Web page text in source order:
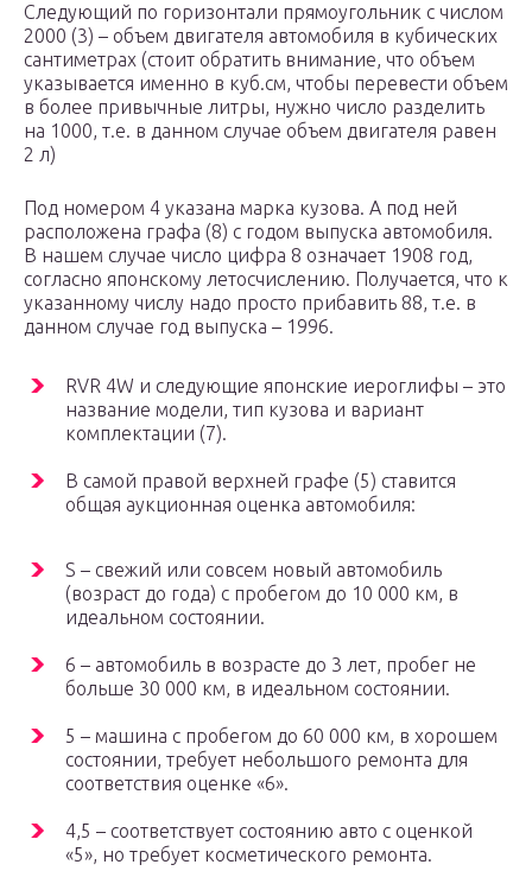
Следующий по горизонтали прямоугольник с числом
2000 (3) – объем двигателя автомобиля в кубических
сантиметрах (стоит обратить внимание, что объем
указывается именно в куб.см, чтобы перевести объем
в более привычные литры, нужно число разделить
на 1000, т.е. в данном случае объем двигателя равен
2 л)
Под номером 4 указана марка кузова. А под ней
расположена графа (8) с годом выпуска автомобиля.
В нашем случае число цифра 8 означает 1908 год,
согласно японскому летосчислению. Получается, что к
указанному числу надо просто прибавить 88, т.е. в
данном случае год выпуска – 1996.
RVR 4W и следующие японские иероглифы – это
название модели, тип кузова и вариант
комплектации (7).
В самой правой верхней графе (5) ставится
общая аукционная оценка автомобиля:
S – свежий или совсем новый автомобиль
(возраст до года) с пробегом до 10 000 км, в
идеальном состоянии.
6 – автомобиль в возрасте до 3 лет, пробег не
больше 30 000 км, в идеальном состоянии.
5 – машина с пробегом до 60 000 км, в хорошем
состоянии, требует небольшого ремонта для
соответствия оценке «6».
4,5 – соответствует состоянию авто с оценкой
«5», но требует косметического ремонта.